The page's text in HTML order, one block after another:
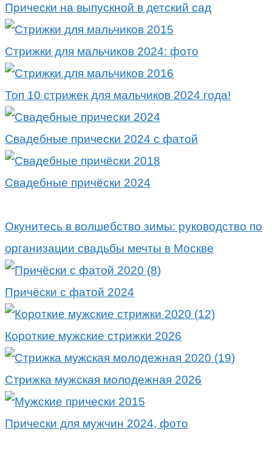
Прически на выпускной в детский сад
Стрижки для мальчиков 2024: фото
Топ 10 стрижек для мальчиков 2024 года!
Свадебные прически 2024 с фатой
Свадебные причёски 2024
Окунитесь в волшебство зимы: руководство по
организации свадьбы мечты в Москве
Причёски с фатой 2024
Короткие мужские стрижки 2026
Стрижка мужская молодежная 2026
Прически для мужчин 2024, фото